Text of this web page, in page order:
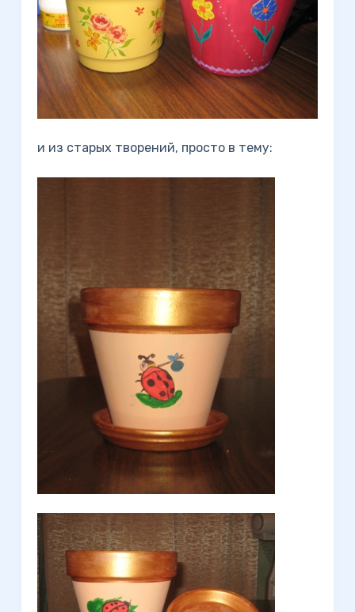
и из старых творений, просто в тему: